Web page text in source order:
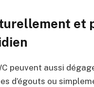
et
peuvent aussi
d’égouts ou